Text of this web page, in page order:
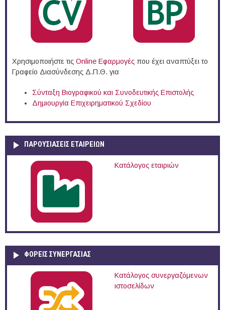
Χρησιμοποιήστε τις Online Eφαρμογές που έχει αναπτύξει το
Γραφείο Διασύνδεσης Δ.Π.Θ. για
Σύνταξη Βιογραφικού και Συνοδευτικής Επιστολής
Δημιουργία Επιχειρηματικού Σχεδίου
ΠΑΡΟΥΣΙΆΣΕΙΣ ΕΤΑΙΡΕΙΏΝ
Κατάλογος εταιριών
ΦΟΡΕΙΣ ΣΥΝΕΡΓΑΣΙΑΣ
Κατάλογος συνεργαζόμενων
ιστοσελίδων